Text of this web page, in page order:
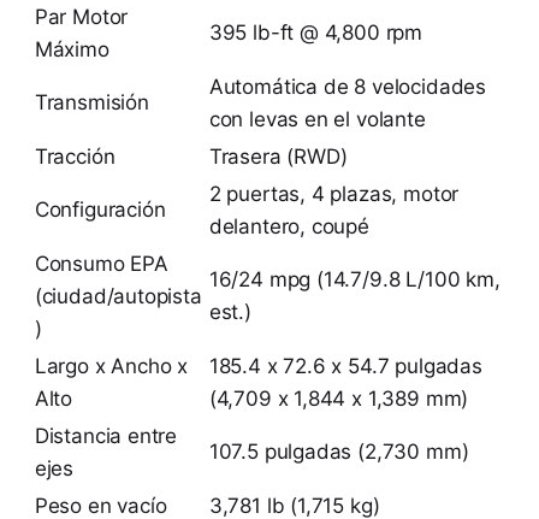
Par Motor
Máximo
395 lb-ft @ 4,800 rpm
Transmisión
Automática de 8 velocidades
con levas en el volante
Tracción
Trasera (RWD)
Configuración
2 puertas, 4 plazas, motor
delantero, coupé
Consumo EPA
(ciudad/autopista
)
16/24 mpg (14.7/9.8 L/100 km,
est.)
Largo x Ancho x
Alto
185.4 x 72.6 x 54.7 pulgadas
(4,709 x 1,844 x 1,389 mm)
Distancia entre
ejes
107.5 pulgadas (2,730 mm)
Peso en vacío
3,781 lb (1,715 kg)